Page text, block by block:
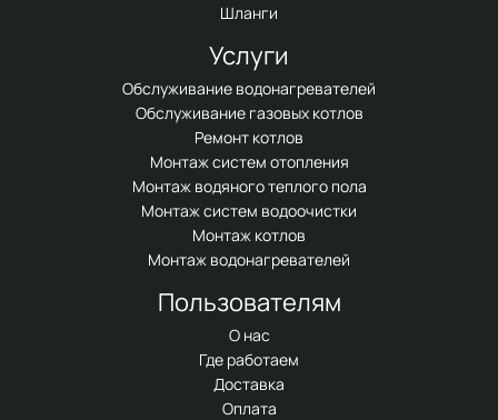
Шланги
Услуги
Обслуживание водонагревателей
Обслуживание газовых котлов
Ремонт котлов
Монтаж систем отопления
Монтаж водяного теплого пола
Монтаж систем водоочистки
Монтаж котлов
Монтаж водонагревателей
Пользователям
О нас
Где работаем
Доставка
Оплата